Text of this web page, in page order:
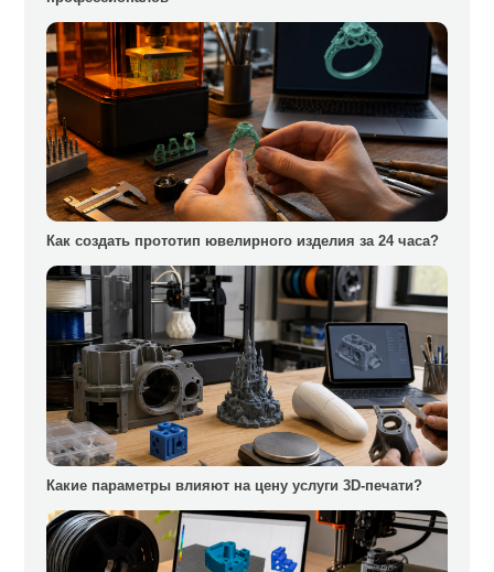
Как создать прототип ювелирного изделия за 24 часа?
Какие параметры влияют на цену услуги 3D-печати?